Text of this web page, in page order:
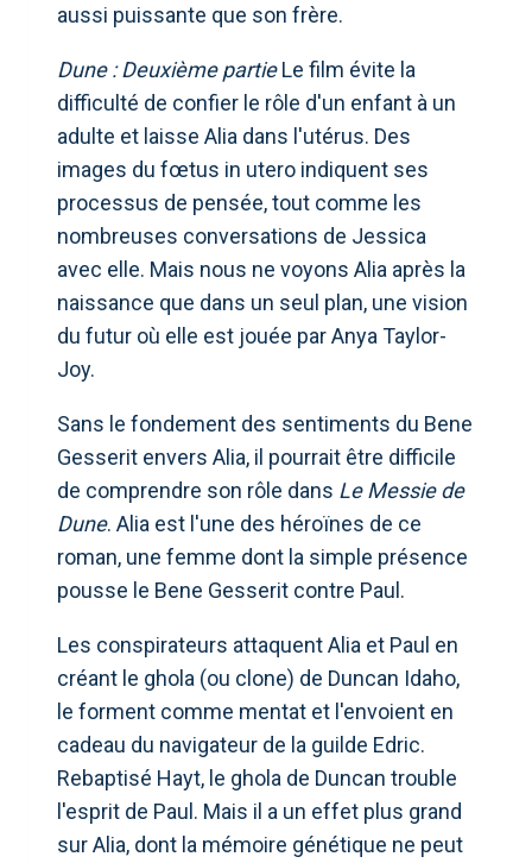
aussi puissante que son frère.
Dune : Deuxième partieLe film évite la
difficulté de confier le rôle d'un enfant à un
adulte et laisse Alia dans l'utérus. Des
images du fœtus in utero indiquent ses
processus de pensée, tout comme les
nombreuses conversations de Jessica
avec elle. Mais nous ne voyons Alia après la
naissance que dans un seul plan, une vision
du futur où elle est jouée par Anya Taylor-
Joy.
Sans le fondement des sentiments du Bene
Gesserit envers Alia, il pourrait être difficile
de comprendre son rôle dans Le Messie de
Dune. Alia est l'une des héroïnes de ce
roman, une femme dont la simple présence
pousse le Bene Gesserit contre Paul.
Les conspirateurs attaquent Alia et Paul en
créant le ghola (ou clone) de Duncan Idaho,
le forment comme mentat et l'envoient en
cadeau du navigateur de la guilde Edric.
Rebaptisé Hayt, le ghola de Duncan trouble
l'esprit de Paul. Mais il a un effet plus grand
sur Alia, dont la mémoire génétique ne peut